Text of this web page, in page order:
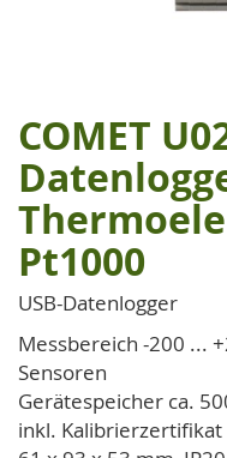
Zum
Anfang
der
Bildgalerie
springen
COMET
Pt1000
USB-Datenlogger
Messbereich -200 ...
Sensoren
Gerätespeicher ca.
inkl. Kalibrierzertifikat